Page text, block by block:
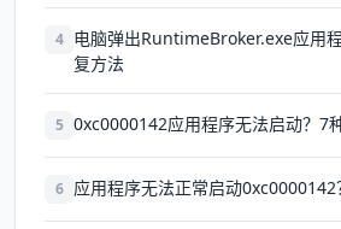
4 电脑弹出RuntimeBroker.exe应用
复方法
5 0xc0000142应用程序无法启动？7
6 应用程序无法正常启动